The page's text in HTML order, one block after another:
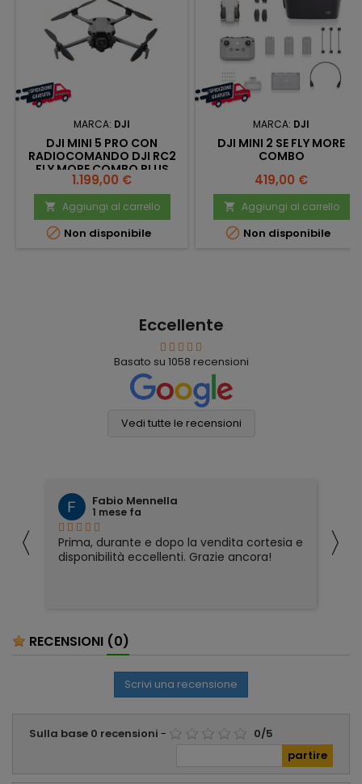
MARCA: DJI
DJI MINI 5 PRO CON
RADIOCOMANDO DJI RC2
FLY MORE COMBO PLUS
Prezzo
1.199,00 €
 Aggiungi al carrello
 Non disponibile
MARCA: DJI
DJI MINI 2 SE FLY MORE
COMBO
Prezzo
419,00 €
 Aggiungi al carrello
 Non disponibile
Eccellente
Basato su 1058 recensioni
Vedi tutte le recensioni
〈
Fabio Mennella
1 mese fa
Prima, durante e dopo la vendita cortesia e
disponibilità eccellenti. Grazie ancora!
〉
RECENSIONI (0)
Scrivi una recensione
Sulla base 0 recensioni - 0/5